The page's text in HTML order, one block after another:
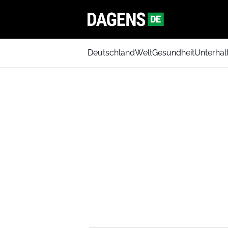
DeutschlandWeltGesundheit